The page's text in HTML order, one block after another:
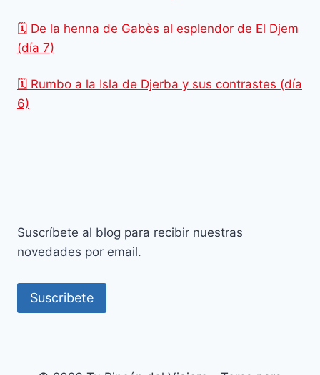
🗓️ De la henna de Gabès al esplendor de El Djem
(día 7)
🗓️ Rumbo a la Isla de Djerba y sus contrastes (día
6)
Suscríbete al blog para recibir nuestras
novedades por email.
Suscribete